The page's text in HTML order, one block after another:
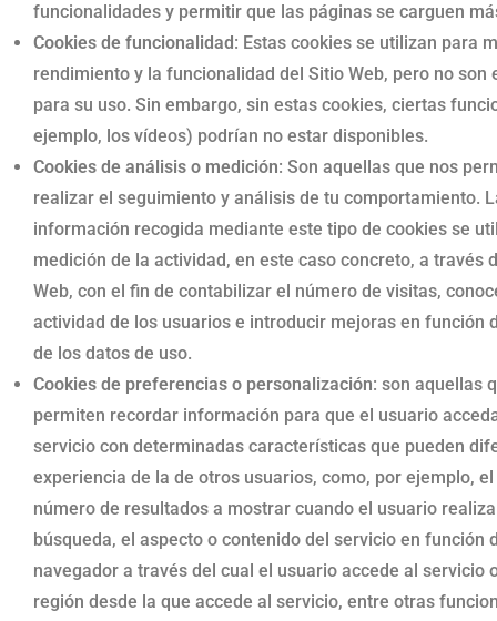
funcionalidades y permitir que las páginas se carguen
Cookies de funcionalidad: Estas cookies se utilizan para
rendimiento y la funcionalidad del Sitio Web, pero no son
para su uso. Sin embargo, sin estas cookies, ciertas
ejemplo, los vídeos) podrían no estar disponibles.
Cookies de análisis o medición: Son aquellas que nos
realizar el seguimiento y análisis de tu comportamiento.
información recogida mediante este tipo de cookies se
medición de la actividad, en este caso concreto, a través
Web, con el fin de contabilizar el número de visitas,
actividad de los usuarios e introducir mejoras en función
de los datos de uso.
Cookies de preferencias o personalización: son aquellas
permiten recordar información para que el usuario
servicio con determinadas características que pueden
experiencia de la de otros usuarios, como, por ejemplo,
número de resultados a mostrar cuando el usuario
búsqueda, el aspecto o contenido del servicio en función
navegador a través del cual el usuario accede al servicio
región desde la que accede al servicio, entre otras